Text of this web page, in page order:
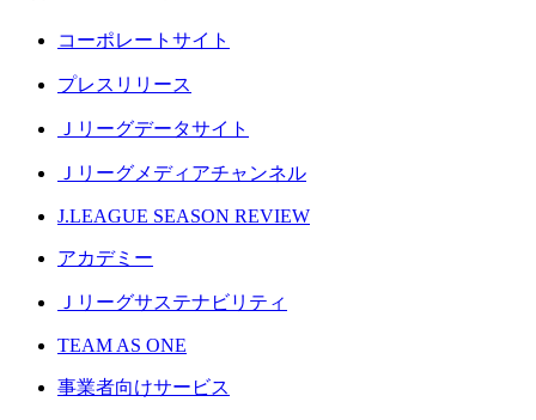
コーポレートサイト
プレスリリース
Ｊリーグデータサイト
Ｊリーグメディアチャンネル
J.LEAGUE SEASON REVIEW
アカデミー
Ｊリーグサステナビリティ
TEAM AS ONE
事業者向けサービス